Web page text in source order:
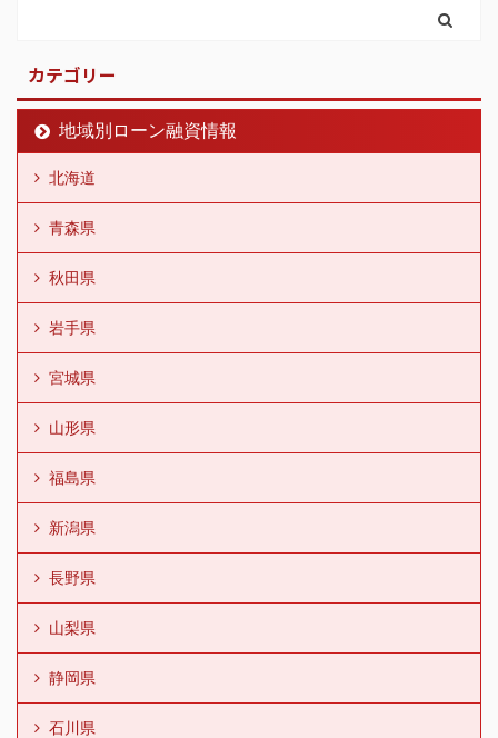
カテゴリー
地域別ローン融資情報
北海道
青森県
秋田県
岩手県
宮城県
山形県
福島県
新潟県
長野県
山梨県
静岡県
石川県